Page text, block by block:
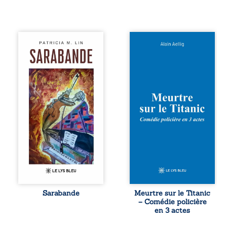
Aux chants
crépitants de l’été,
Sous le silence
ouaté de la neige
en hiver, Au cours
de nuits pâles,
Dans la clarté
bienveillante de la
lune, Rêves,
pensées, révoltes
et espoirs… Des
mots s’assemblent,
colorés, rebelles
aux règles de la
poésie, mais
chantant en
forment une
sarabande,
Sarabande
Et si le naufrage
en 1912, un
meurtre est
commis. Le drame
disparaît avec le
tard, la
l’épave fait
resurgir un secret
que l’on croyait
perdu. Dans un
Meurtre sur le Titanic
– Comédie policière
en 3 actes